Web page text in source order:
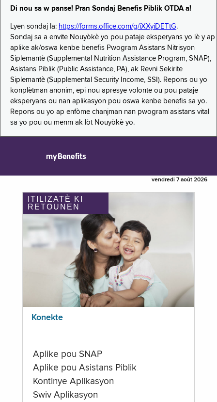
Di nou sa w panse! Pran Sondaj Benefis Piblik OTDA a!
Lyen sondaj la: https://forms.office.com/g/iXXyiDETtG.
Sondaj sa a envite Nouyòkè yo pou pataje eksperyans yo lè y ap
aplike ak/oswa kenbe benefis Pwogram Asistans Nitrisyon
Siplemantè (Supplemental Nutrition Assistance Program, SNAP),
Asistans Piblik (Public Assistance, PA), ak Revni Sekirite
Siplemantè (Supplemental Security Income, SSI). Repons ou yo
konplètman anonim, epi nou apresye volonte ou pou pataje
eksperyans ou nan aplikasyon pou oswa kenbe benefis sa yo.
Repons ou yo ap enfòme chanjman nan pwogram asistans vital
sa yo pou ou menm ak lòt Nouyòkè yo.
myBenefits
vendredi 7 août 2026
ITILIZATÈ KI
RETOUNEN
Konekte
Aplike pou SNAP
Aplike pou Asistans Piblik
Kontinye Aplikasyon
Swiv Aplikasyon